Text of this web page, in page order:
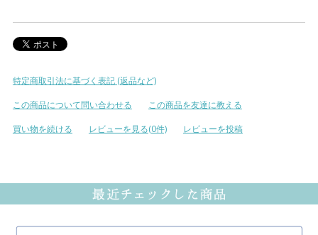
特定商取引法に基づく表記 (返品など)
この商品について問い合わせる
この商品を友達に教える
買い物を続ける
レビューを見る(0件) レビューを投稿